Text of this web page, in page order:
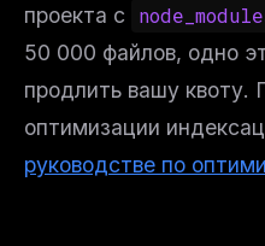
проекта с
50 000 файлов, одно
продлить вашу квоту.
оптимизации
руководстве по